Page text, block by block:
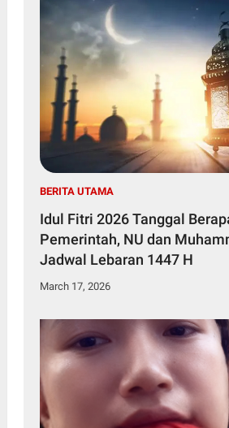
BERITA UTAMA
Idul Fitri 2026 Tanggal
Pemerintah, NU dan
Jadwal Lebaran 1447 H
March 17, 2026